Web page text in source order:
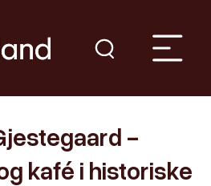
-
kafé i historiske